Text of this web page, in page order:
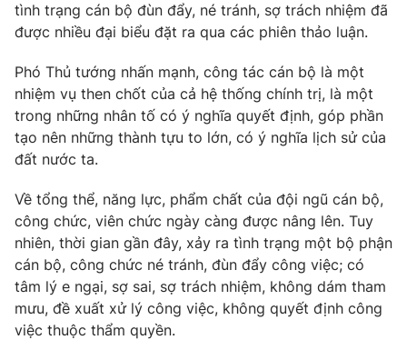
Phim VTV
Nhân vật
Khán giả
Giải sao mai
Giải trí
Điện ảnh
Âm nhạc
Sao
Đời sống
Du lịch
Làm đẹp
Chất lượng cuộc sống
Giáo dục
Học trực tuyến
Công nghệ
Hitech Công nghệ tương lai
Sản phẩm
Thị trường
Tư vấn
Giao lưu trực tuyến
Lịch phát sóng
tình trạng cán bộ đùn đẩy, né tránh, sợ trách nhiệm đã
được nhiều đại biểu đặt ra qua các phiên thảo luận.
Phó Thủ tướng nhấn mạnh, công tác cán bộ là một
nhiệm vụ then chốt của cả hệ thống chính trị, là một
trong những nhân tố có ý nghĩa quyết định, góp phần
tạo nên những thành tựu to lớn, có ý nghĩa lịch sử của
đất nước ta.
Về tổng thể, năng lực, phẩm chất của đội ngũ cán bộ,
công chức, viên chức ngày càng được nâng lên. Tuy
nhiên, thời gian gần đây, xảy ra tình trạng một bộ phận
cán bộ, công chức né tránh, đùn đẩy công việc; có
tâm lý e ngại, sợ sai, sợ trách nhiệm, không dám tham
mưu, đề xuất xử lý công việc, không quyết định công
việc thuộc thẩm quyền.